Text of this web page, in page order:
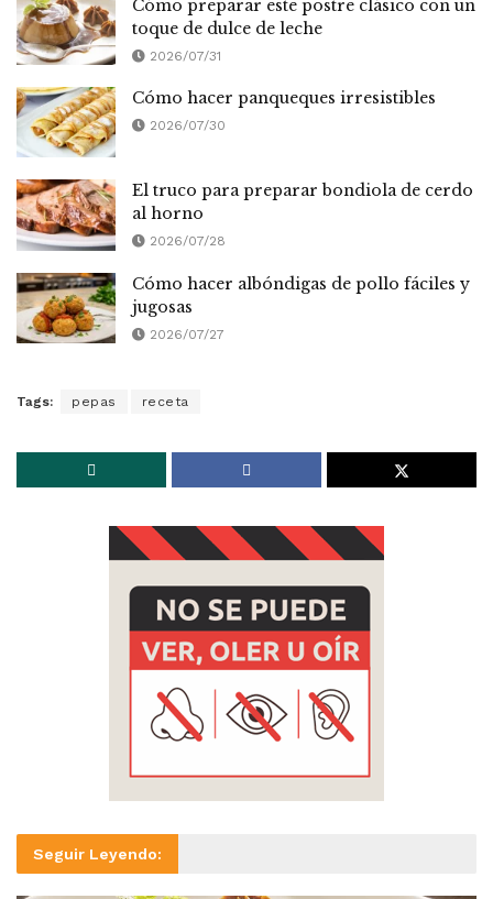
Cómo preparar este postre clásico con un
toque de dulce de leche
2026/07/31
Cómo hacer panqueques irresistibles
2026/07/30
El truco para preparar bondiola de cerdo
al horno
2026/07/28
Cómo hacer albóndigas de pollo fáciles y
jugosas
2026/07/27
Tags: pepas receta
Seguir Leyendo: